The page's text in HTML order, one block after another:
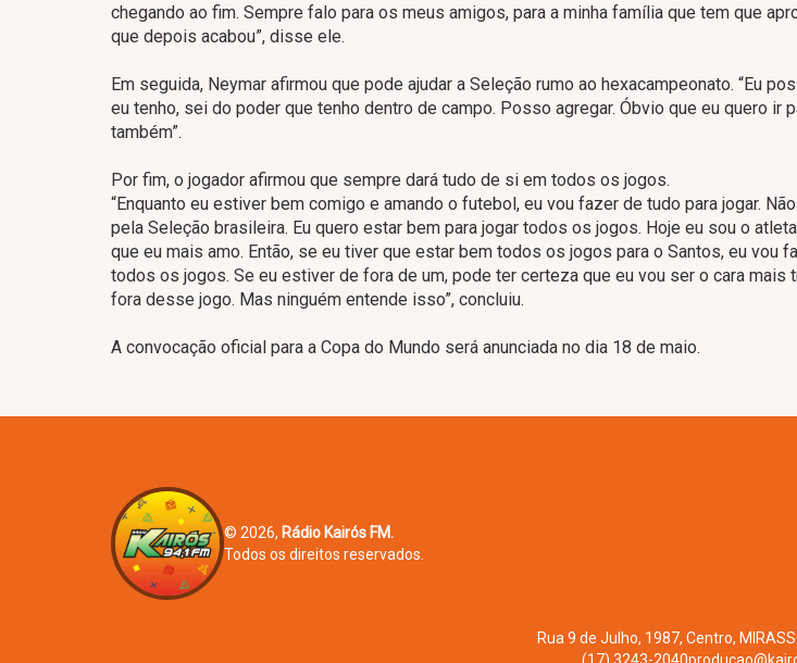
chegando ao fim. Sempre falo para os meus amigos, para a minha família que tem que
que depois acabou”, disse ele.
Em seguida, Neymar afirmou que pode ajudar a Seleção rumo ao hexacampeonato. “Eu
eu tenho, sei do poder que tenho dentro de campo. Posso agregar. Óbvio que eu quero ir
também”.
Por fim, o jogador afirmou que sempre dará tudo de si em todos os jogos.
“Enquanto eu estiver bem comigo e amando o futebol, eu vou fazer de tudo para jogar.
pela Seleção brasileira. Eu quero estar bem para jogar todos os jogos. Hoje eu sou o
que eu mais amo. Então, se eu tiver que estar bem todos os jogos para o Santos, eu vou
todos os jogos. Se eu estiver de fora de um, pode ter certeza que eu vou ser o cara mais
fora desse jogo. Mas ninguém entende isso”, concluiu.
A convocação oficial para a Copa do Mundo será anunciada no dia 18 de maio.
© 2026, Rádio Kairós FM.
Todos os direitos reservados.
Rua 9 de Julho, 1987, Centro,